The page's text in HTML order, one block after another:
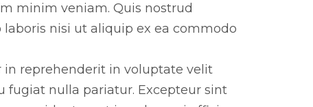
minim veniam. Quis nostrud
nisi ut aliquip ex ea commodo
in reprehenderit in voluptate velit
fugiat nulla pariatur. Excepteur sint